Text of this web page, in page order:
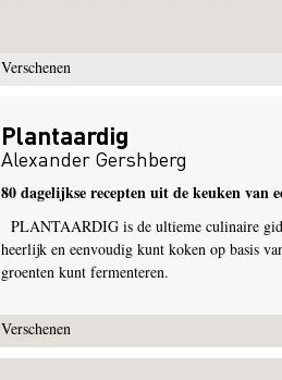
Verschenen
Plantaardig
Alexander Gershberg
80 dagelijkse recepten uit de keuken van
PLANTAARDIG is de ultieme culinaire
heerlijk en eenvoudig kunt koken op basis
groenten kunt fermenteren.
Verschenen